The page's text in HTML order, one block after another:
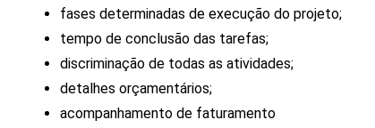
fases determinadas de execução do projeto;
tempo de conclusão das tarefas;
discriminação de todas as atividades;
detalhes orçamentários;
acompanhamento de faturamento